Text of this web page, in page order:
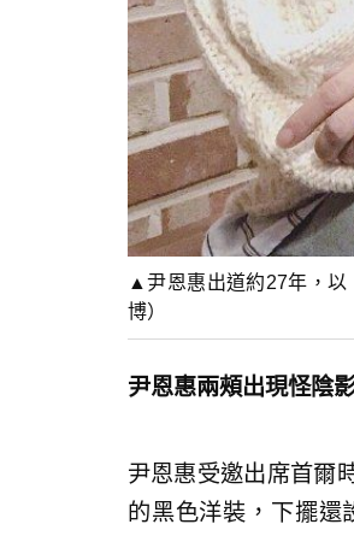
▲尹恩惠出道約27年，以
博）
尹恩惠兩頰出現怪陰
尹恩惠受邀出席首爾
的黑色洋裝，下擺還